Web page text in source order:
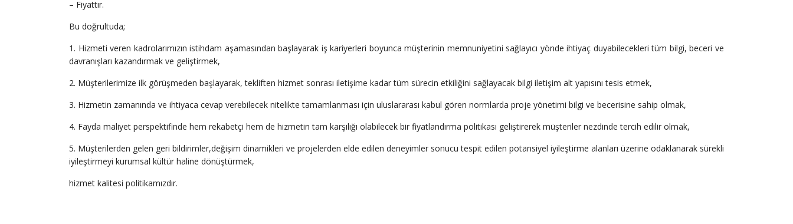
– Fiyattır.
Bu doğrultuda;
1. Hizmeti veren kadrolarımızın istihdam aşamasından başlayarak iş kariyerleri boyunca müşterinin memnuniyetini sağlayıcı yönde ihtiyaç duyabilecekleri tüm bilgi, beceri ve
davranışları kazandırmak ve geliştirmek,
2. Müşterilerimize ilk görüşmeden başlayarak, tekliften hizmet sonrası iletişime kadar tüm sürecin etkiliğini sağlayacak bilgi iletişim alt yapısını tesis etmek,
3. Hizmetin zamanında ve ihtiyaca cevap verebilecek nitelikte tamamlanması için uluslararası kabul gören normlarda proje yönetimi bilgi ve becerisine sahip olmak,
4. Fayda maliyet perspektifinde hem rekabetçi hem de hizmetin tam karşılığı olabilecek bir fiyatlandırma politikası geliştirerek müşteriler nezdinde tercih edilir olmak,
5. Müşterilerden gelen geri bildirimler,değişim dinamikleri ve projelerden elde edilen deneyimler sonucu tespit edilen potansiyel iyileştirme alanları üzerine odaklanarak sürekli
iyileştirmeyi kurumsal kültür haline dönüştürmek,
hizmet kalitesi politikamızdır.